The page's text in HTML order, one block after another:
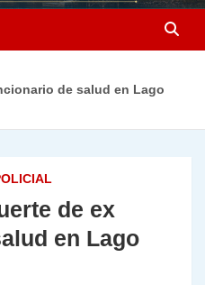
de salud en Lago
de ex
en Lago